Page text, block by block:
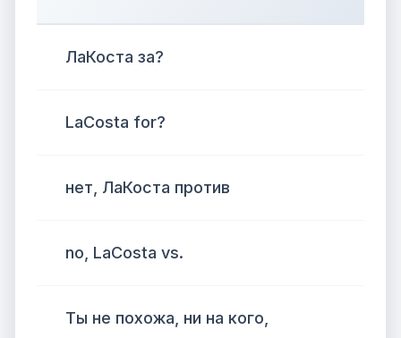
ЛаКоста за?
LaCosta for?
нет, ЛаКоста против
no, LaCosta vs.
Ты не похожа, ни на кого,